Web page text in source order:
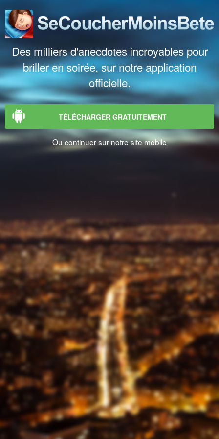
Des milliers d'anecdotes incroyables pour
briller en soirée, sur notre application
officielle.
TÉLÉCHARGER GRATUITEMENT
Ou continuer sur notre site mobile